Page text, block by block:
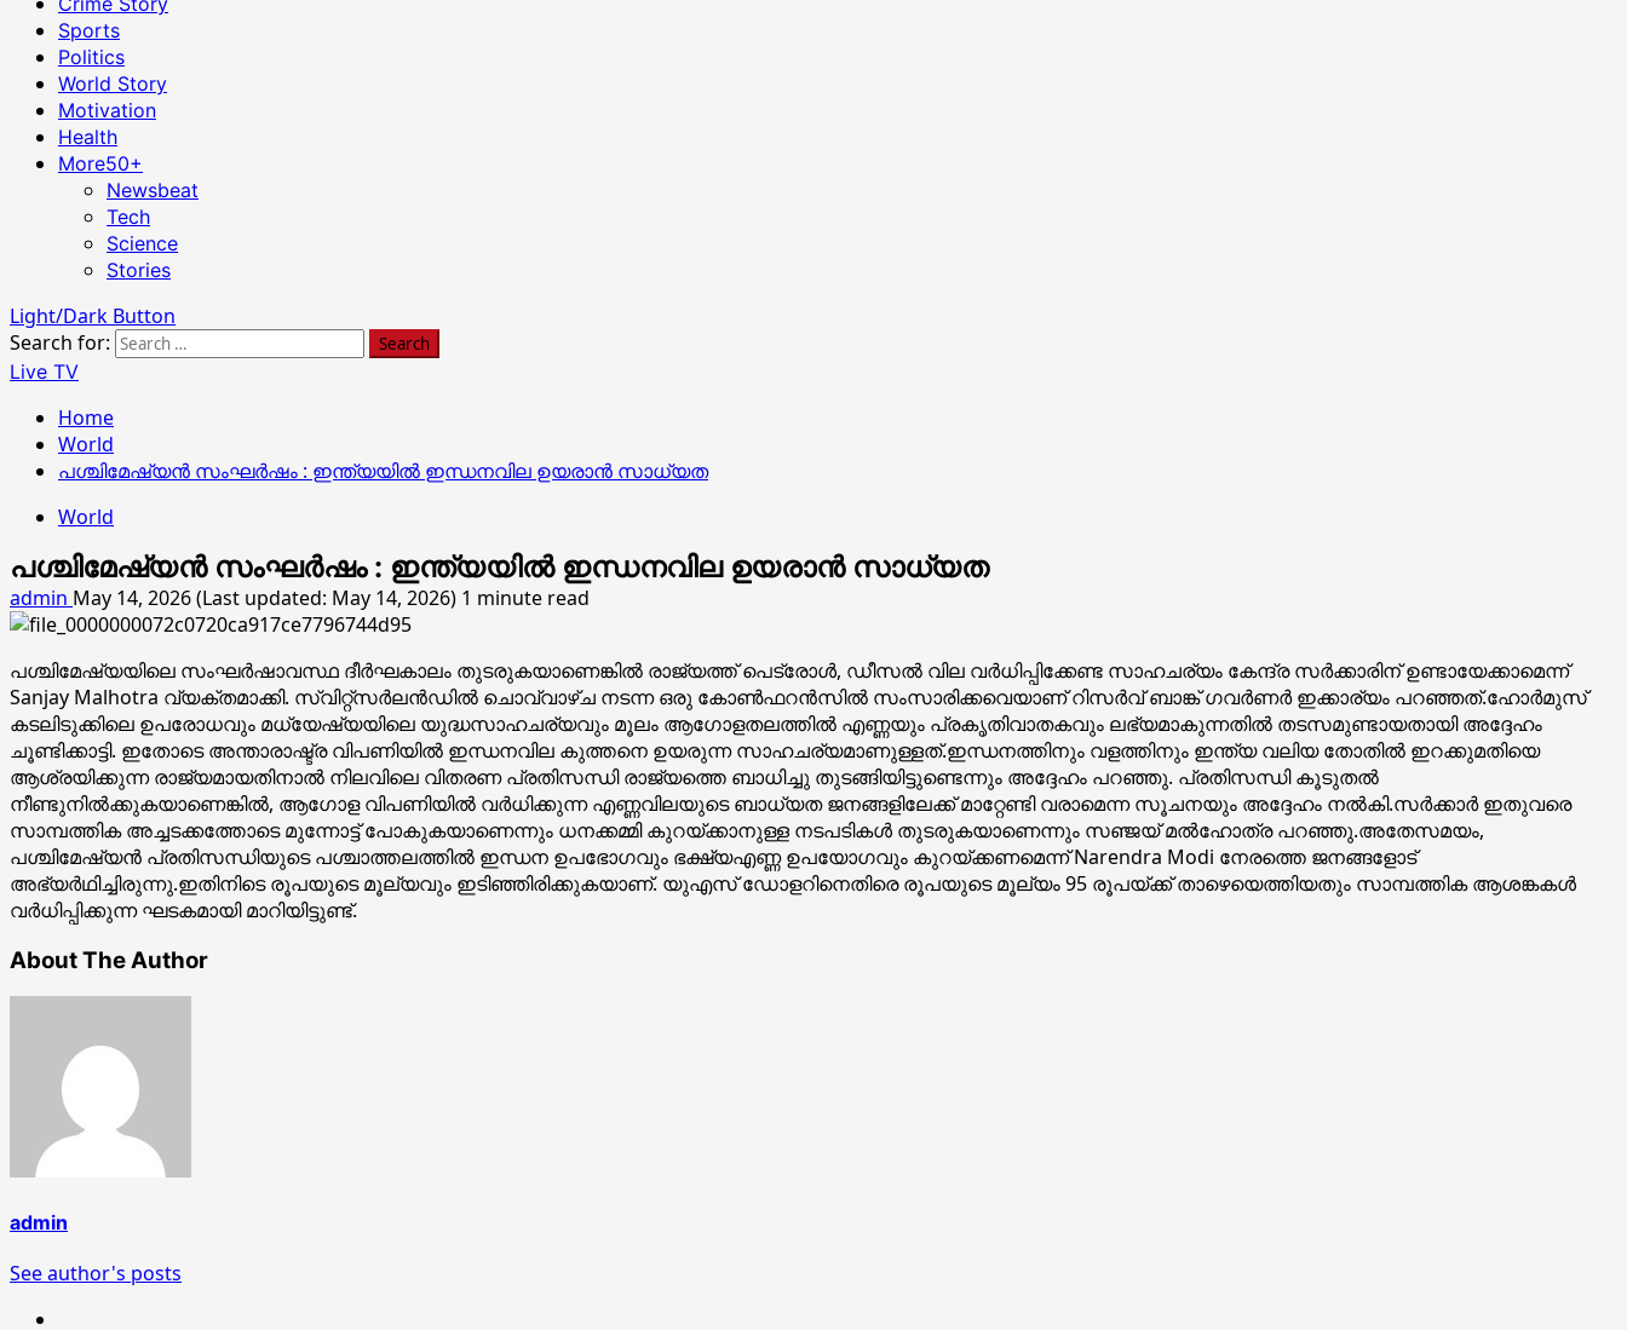
Sports
Politics
World Story
Motivation
Health
More50+
Newsbeat
Tech
Science
Stories
Light/Dark Button
Search for:
Live TV
Home
World
പശ്ചിമേഷ്യൻ സംഘർഷം : ഇന്ത്യയിൽ ഇന്ധനവില ഉയരാൻ സാധ്യത
World
പശ്ചിമേഷ്യൻ സംഘർഷം : ഇന്ത്യയിൽ ഇന്ധനവില ഉയരാൻ സാധ്യത
admin May 14, 2026 (Last updated: May 14, 2026) 1 minute read
പശ്ചിമേഷ്യയിലെ സംഘർഷാവസ്ഥ ദീർഘകാലം തുടരുകയാണെങ്കിൽ രാജ്യത്ത് പെട്രോൾ, ഡീസൽ വില വർധിപ്പിക്കേണ്ട സാഹചര്യം കേന്ദ്ര സർക്കാരിന് ഉണ്ടായേക്കാമെന്ന്
Sanjay Malhotra വ്യക്തമാക്കി. സ്വിറ്റ്സർലൻഡിൽ ചൊവ്വാഴ്ച നടന്ന ഒരു കോൺഫറൻസിൽ സംസാരിക്കവെയാണ് റിസർവ് ബാങ്ക് ഗവർണർ ഇക്കാര്യം പറഞ്ഞത്.ഹോർമുസ്
കടലിടുക്കിലെ ഉപരോധവും മധ്യേഷ്യയിലെ യുദ്ധസാഹചര്യവും മൂലം ആഗോളതലത്തിൽ എണ്ണയും പ്രകൃതിവാതകവും ലഭ്യമാകുന്നതിൽ തടസമുണ്ടായതായി അദ്ദേഹം
ചൂണ്ടിക്കാട്ടി. ഇതോടെ അന്താരാഷ്ട്ര വിപണിയിൽ ഇന്ധനവില കുത്തനെ ഉയരുന്ന സാഹചര്യമാണുള്ളത്.ഇന്ധനത്തിനും വളത്തിനും ഇന്ത്യ വലിയ തോതിൽ ഇറക്കുമതിയെ
ആശ്രയിക്കുന്ന രാജ്യമായതിനാൽ നിലവിലെ വിതരണ പ്രതിസന്ധി രാജ്യത്തെ ബാധിച്ചു തുടങ്ങിയിട്ടുണ്ടെന്നും അദ്ദേഹം പറഞ്ഞു. പ്രതിസന്ധി കൂടുതൽ
നീണ്ടുനിൽക്കുകയാണെങ്കിൽ, ആഗോള വിപണിയിൽ വർധിക്കുന്ന എണ്ണവിലയുടെ ബാധ്യത ജനങ്ങളിലേക്ക് മാറ്റേണ്ടി വരാമെന്ന സൂചനയും അദ്ദേഹം നൽകി.സർക്കാർ ഇതുവരെ
സാമ്പത്തിക അച്ചടക്കത്തോടെ മുന്നോട്ട് പോകുകയാണെന്നും ധനക്കമ്മി കുറയ്ക്കാനുള്ള നടപടികൾ തുടരുകയാണെന്നും സഞ്ജയ് മൽഹോത്ര പറഞ്ഞു.അതേസമയം,
പശ്ചിമേഷ്യൻ പ്രതിസന്ധിയുടെ പശ്ചാത്തലത്തിൽ ഇന്ധന ഉപഭോഗവും ഭക്ഷ്യഎണ്ണ ഉപയോഗവും കുറയ്ക്കണമെന്ന് Narendra Modi നേരത്തെ ജനങ്ങളോട്
അഭ്യർഥിച്ചിരുന്നു.ഇതിനിടെ രൂപയുടെ മൂല്യവും ഇടിഞ്ഞിരിക്കുകയാണ്. യുഎസ് ഡോളറിനെതിരെ രൂപയുടെ മൂല്യം 95 രൂപയ്ക്ക് താഴെയെത്തിയതും സാമ്പത്തിക ആശങ്കകൾ
വർധിപ്പിക്കുന്ന ഘടകമായി മാറിയിട്ടുണ്ട്.
About The Author
admin
See author's posts